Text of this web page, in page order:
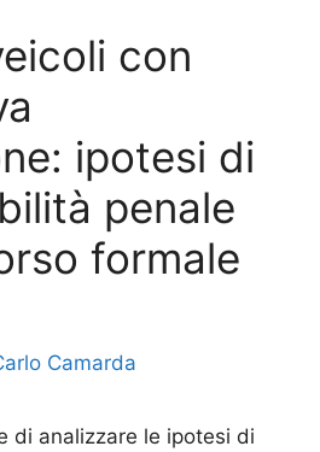
con
ipotesi di
penale
formale
Camarda
di analizzare le ipotesi di